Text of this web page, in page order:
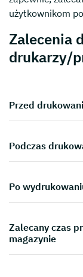
użytkownikom
Zalecenia
drukarzy/
Przed
Podczas
Po
Zalecany czas
magazynie